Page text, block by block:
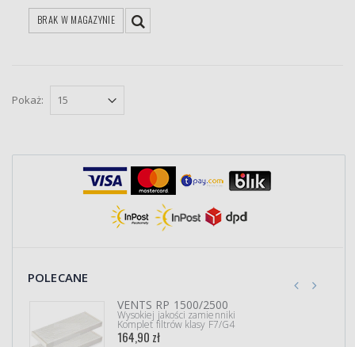
BRAK W MAGAZYNIE
Pokaż:
POLECANE
VENTS RP 1500/2500
Wysokiej jakości zamienniki
Komplet filtrów klasy F7/G4
164,90 zł